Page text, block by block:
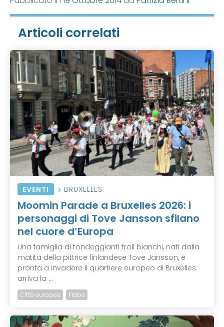
Articoli correlati
EVENTI BRUXELLES
Moomin Parade a Bruxelles 2026: i
personaggi di Tove Jansson sfilano
nel cuore d’Europa
Una famiglia di tondeggianti troll bianchi, nati dalla
matita della pittrice finlandese Tove Jansson, è
pronta a invadere il quartiere europeo di Bruxelles:
arriva la ...
Città europee Fiabe